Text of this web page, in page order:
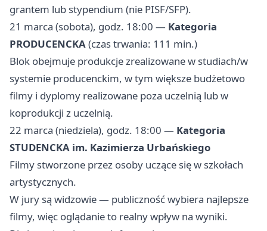
grantem lub stypendium (nie PISF/SFP).
21 marca (sobota), godz. 18:00 — Kategoria
PRODUCENCKA(czas trwania: 111 min.)
Blok obejmuje produkcje zrealizowane w studiach/w
systemie producenckim, w tym większe budżetowo
filmy i dyplomy realizowane poza uczelnią lub w
koprodukcji z uczelnią.
22 marca (niedziela), godz. 18:00 — Kategoria
STUDENCKA im. Kazimierza Urbańskiego
Filmy stworzone przez osoby uczące się w szkołach
artystycznych.
W jury są widzowie — publiczność wybiera najlepsze
filmy, więc oglądanie to realny wpływ na wyniki.